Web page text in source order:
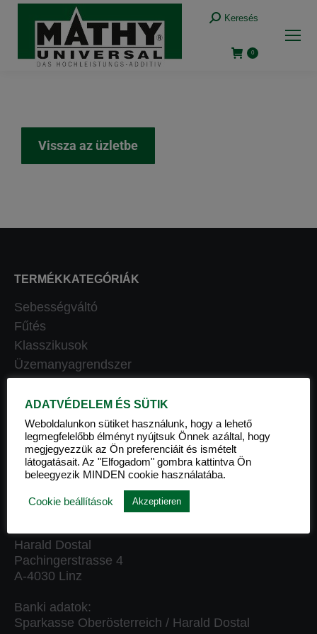
Keresés
0
Vissza az üzletbe
TERMÉKKATEGÓRIÁK
Sebességváltó
Fűtés
Klasszikusok
Üzemanyagrendszer
Motorolaj
Ápolás és karbantartás
Termékkészletek
Elsők között
Tartozékok
Harald Dostal
Pachingerstrasse 4
A-4030 Linz
Banki adatok:
Sparkasse Oberösterreich / Harald Dostal
ADATVÉDELEM ÉS SÜTIK
Weboldalunkon sütiket használunk, hogy a lehető
legmegfelelőbb élményt nyújtsuk Önnek azáltal, hogy
megjegyezzük az Ön preferenciáit és ismételt
látogatásait. Az "Elfogadom" gombra kattintva Ön
beleegyezik MINDEN cookie használatába.
Cookie beállítások Akzeptieren